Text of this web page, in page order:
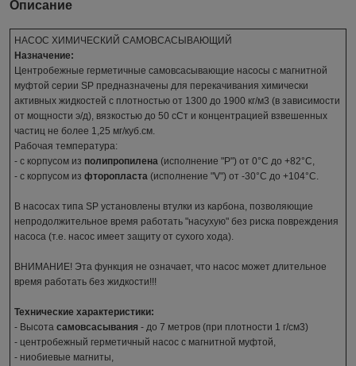
Описание
НАСОС ХИМИЧЕСКИЙ САМОВСАСЫВАЮЩИЙ
Назначение:
Центробежные герметичные самовсасывающие насосы с магнитной
муфтой серии SP предназначены для перекачивания химически
активных жидкостей с плотностью от 1300 до 1900 кг/м3 (в зависимости
от мощности э/д), вязкостью до 50 сСт и концентрацией взвешенных
частиц не более 1,25 мг/куб.см.
Рабочая температура:
- с корпусом из полипропилена (исполнение "P") от 0°С до +82°С,
- с корпусом из фторопласта (исполнение "V") от -30°С до +104°С.
В насосах типа SP установлены втулки из карбона, позволяющие
непродолжительное время работать "насухую" без риска повреждения
насоса (т.е. насос имеет защиту от сухого хода).
ВНИМАНИЕ! Эта функция не означает, что насос может длительное
время работать без жидкости!!!
Технические характеристики:
- Высота самовсасывания - до 7 метров (при плотности 1 г/см3)
- центробежный герметичный насос с магнитной муфтой,
- ниобиевые магниты,